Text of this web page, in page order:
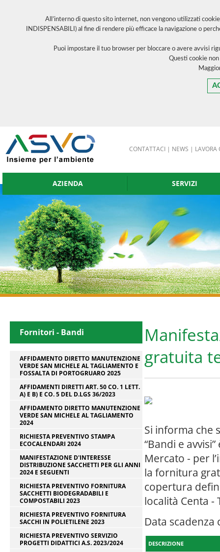
CONTATTACI | NEWS | LAVORA
All’interno di questo sito internet, non vengono utilizzati
INDISPENSABILI) al fine di rendere più efficace la navigazione o
Puoi impostare il tuo browser per bloccare o avere avvisi
Questi cookie
AZIENDA SERVIZI
Fornitori - Bandi
AFFIDAMENTO DIRETTO MANUTENZIONE
VERDE SAN MICHELE AL TAGLIAMENTO E
FOSSALTA DI PORTOGRUARO 2025
AFFIDAMENTI DIRETTI ART. 50 CO. 1 LETT.
A) E B) E CO. 5 DEL D.LGS 36/2023
AFFIDAMENTO DIRETTO MANUTENZIONE
VERDE SAN MICHELE AL TAGLIAMENTO
2024
RICHIESTA PREVENTIVO STAMPA
ECOCALENDARI 2024
MANIFESTAZIONE D'INTERESSE
DISTRIBUZIONE SACCHETTI PER GLI ANNI
2024 E SEGUENTI
RICHIESTA PREVENTIVO FORNITURA
SACCHETTI BIODEGRADABILI E
COMPOSTABILI 2023
RICHIESTA PREVENTIVO FORNITURA
SACCHI IN POLIETILENE 2023
RICHIESTA PREVENTIVO SERVIZIO
PROGETTI DIDATTICI A.S. 2023/2024
gratuita
Si informa che
“Bandi e
Mercato - per
la fornitura
copertura
località Centa -
Data
DESCRIZIONE